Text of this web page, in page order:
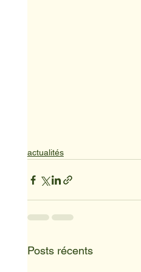
actualités
Posts récents